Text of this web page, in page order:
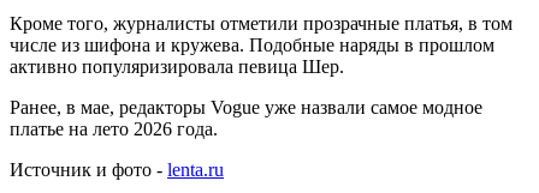
Кроме того, журналисты отметили прозрачные платья, в том
числе из шифона и кружева. Подобные наряды в прошлом
активно популяризировала певица Шер.
Ранее, в мае, редакторы Vogue уже назвали самое модное
платье на лето 2026 года.
Источник и фото - lenta.ru